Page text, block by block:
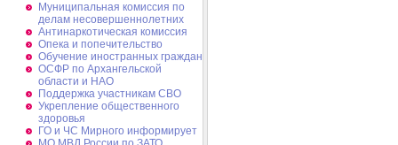
Муниципальная комиссия по
делам несовершеннолетних
Антинаркотическая комиссия
Опека и попечительство
Обучение иностранных граждан
ОСФР по Архангельской
области и НАО
Поддержка участникам СВО
Укрепление общественного
здоровья
ГО и ЧС Мирного информирует